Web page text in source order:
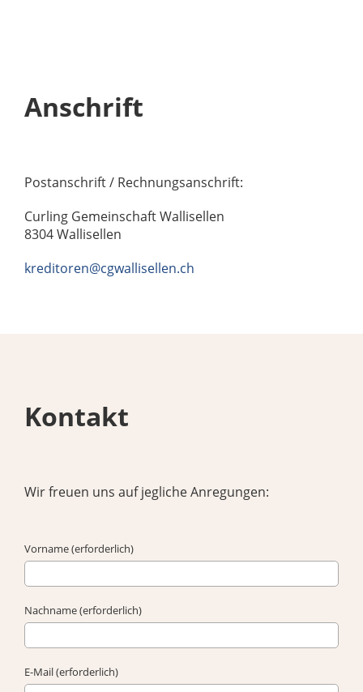
Anschrift
Postanschrift / Rechnungsanschrift:
Curling Gemeinschaft Wallisellen
8304 Wallisellen
kreditoren@cgwallisellen.ch
Kontakt
Wir freuen uns auf jegliche Anregungen:
Vorname (erforderlich)
Nachname (erforderlich)
E-Mail (erforderlich)